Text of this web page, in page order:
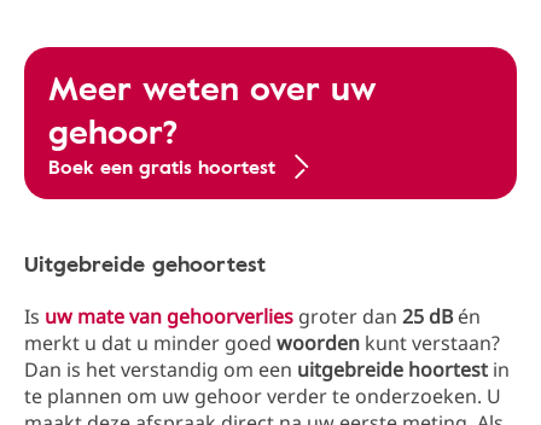
Meer weten over uw
gehoor?
Boek een gratis hoortest
Uitgebreide gehoortest
Is uw mate vangehoorverlies groter dan 25 dBén
merkt u dat u minder goed woorden kunt verstaan?
Dan is het verstandig om een uitgebreide hoortest in
te plannen om uw gehoor verder te onderzoeken. U